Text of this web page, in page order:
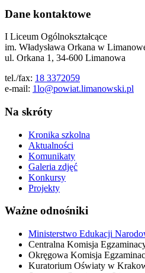
Dane kontaktowe
I Liceum Ogólnokształcące
im. Władysława Orkana w
ul. Orkana 1, 34-600 Limanowa
tel./fax: 18 3372059
e-mail: 1lo@powiat.limanowski.pl
Na skróty
Kronika szkolna
Aktualności
Komunikaty
Galeria zdjęć
Konkursy
Projekty
Ważne odnośniki
Ministerstwo Edukacji
Centralna Komisja
Okręgowa Komisja
Kuratorium Oświaty w